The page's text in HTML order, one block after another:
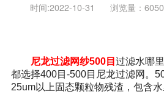
时间:2022-10-31 浏览量： 6050
尼龙过滤网纱500目 过滤水哪
都选择400目-500目尼龙过滤网。
25um以上固态颗粒物残渣，包含